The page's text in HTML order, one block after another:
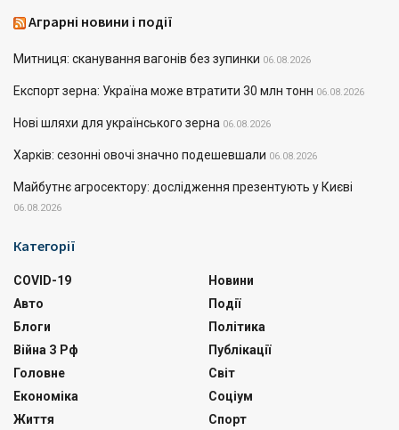
Аграрні новини і події
Митниця: сканування вагонів без зупинки 06.08.2026
Експорт зерна: Україна може втратити 30 млн тонн 06.08.2026
Нові шляхи для українського зерна 06.08.2026
Харків: сезонні овочі значно подешевшали 06.08.2026
Майбутнє агросектору: дослідження презентують у Києві
06.08.2026
Категорії
COVID-19
Авто
Блоги
Війна З Рф
Головне
Економіка
Життя
Новини
Події
Політика
Публікації
Світ
Соціум
Спорт